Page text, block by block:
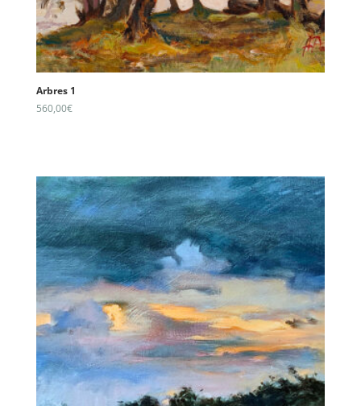
Arbres 1
560,00€